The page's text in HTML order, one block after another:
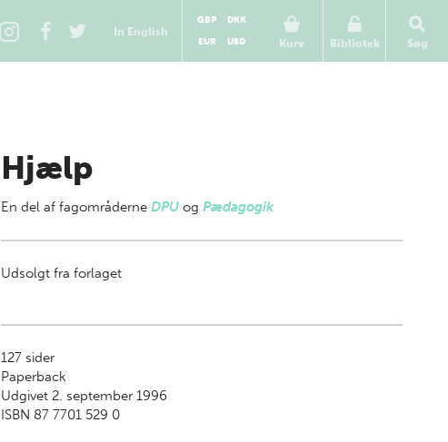
In English
Kurv
GBP
DKK
EUR
USD Bibliotek Søg
Hjælp
En del af fagområderne DPUog Pædagogik
Udsolgt fra forlaget
127sider
Paperback
Udgivet 2. september 1996
ISBN 87 7701 529 0